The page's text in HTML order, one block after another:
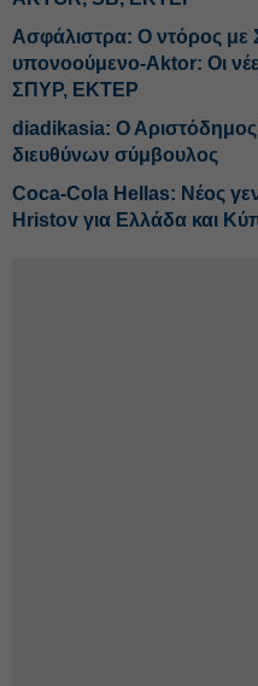
Ασφάλιστρα: Ο ντόρος με
υπονοούμενο-Aktor: Οι
ΣΠΥΡ, ΕΚΤΕΡ
diadikasia: Ο
διευθύνων σύμβουλος
Coca-Cola Hellas: Νέος
Hristov για Ελλάδα και